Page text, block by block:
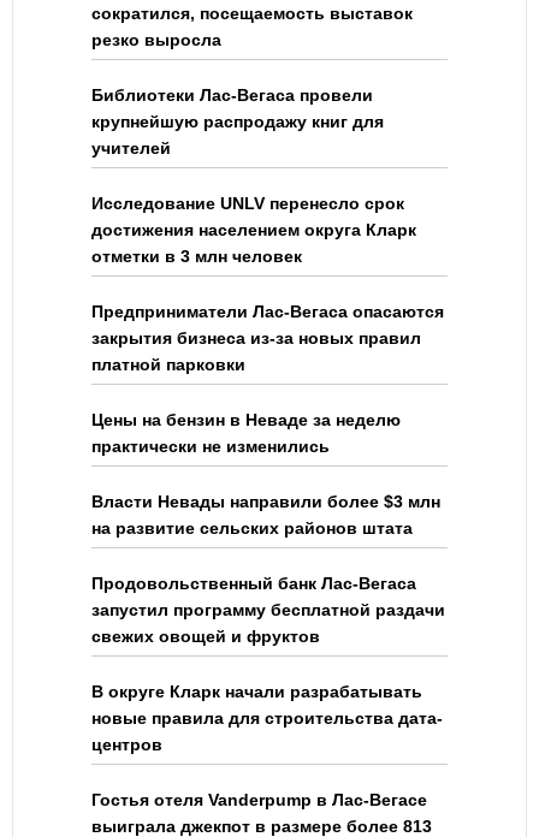
сократился, посещаемость выставок
резко выросла
Библиотеки Лас-Вегаса провели
крупнейшую распродажу книг для
учителей
Исследование UNLV перенесло срок
достижения населением округа Кларк
отметки в 3 млн человек
Предприниматели Лас-Вегаса опасаются
закрытия бизнеса из-за новых правил
платной парковки
Цены на бензин в Неваде за неделю
практически не изменились
Власти Невады направили более $3 млн
на развитие сельских районов штата
Продовольственный банк Лас-Вегаса
запустил программу бесплатной раздачи
свежих овощей и фруктов
В округе Кларк начали разрабатывать
новые правила для строительства дата-
центров
Гостья отеля Vanderpump в Лас-Вегасе
выиграла джекпот в размере более 813